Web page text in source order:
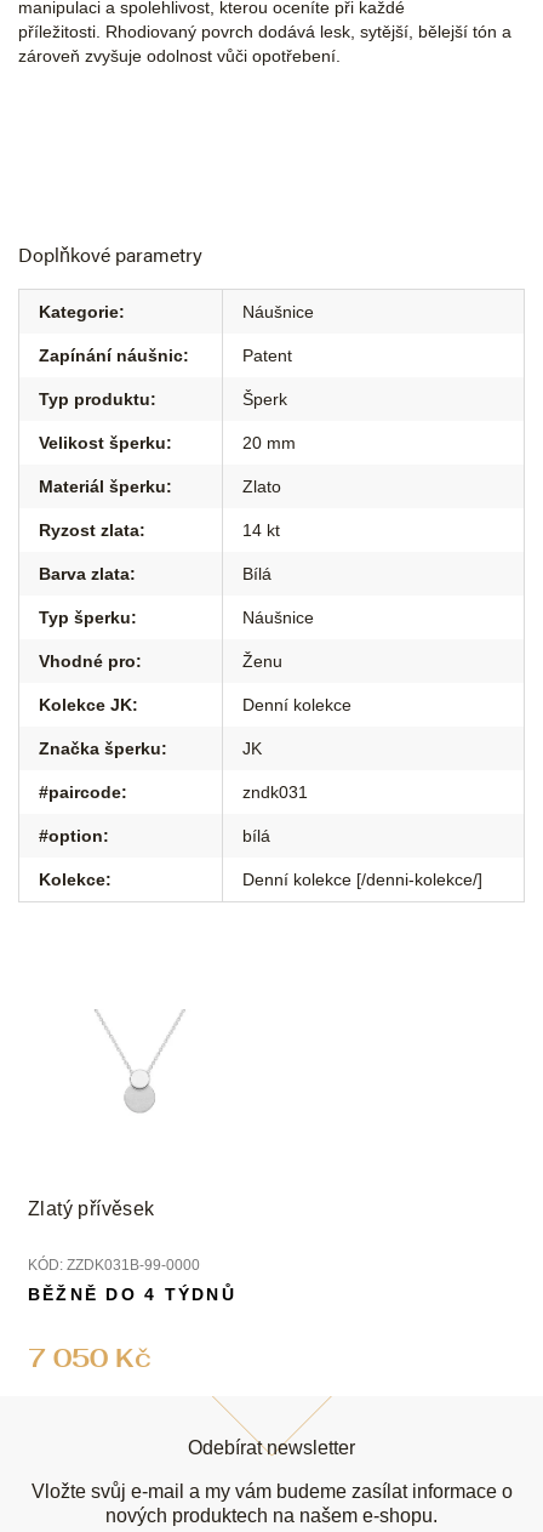
manipulaci a spolehlivost, kterou oceníte při každé
příležitosti. Rhodiovaný povrch dodává lesk, sytější, bělejší tón a
zároveň zvyšuje odolnost vůči opotřebení.
Doplňkové parametry
Kategorie: Náušnice
Zapínání náušnic: Patent
Typ produktu: Šperk
Velikost šperku: 20 mm
Materiál šperku: Zlato
Ryzost zlata: 14 kt
Barva zlata: Bílá
Typ šperku: Náušnice
Vhodné pro: Ženu
Kolekce JK: Denní kolekce
Značka šperku: JK
#paircode: zndk031
#option: bílá
Kolekce: Denní kolekce [/denni-kolekce/]
Zlatý přívěsek
KÓD: ZZDK031B-99-0000
7 050 Kč
BĚŽNĚ DO 4 TÝDNŮ
Odebírat newsletter
Vložte svůj e-mail a my vám budeme zasílat informace o
nových produktech na našem e-shopu.